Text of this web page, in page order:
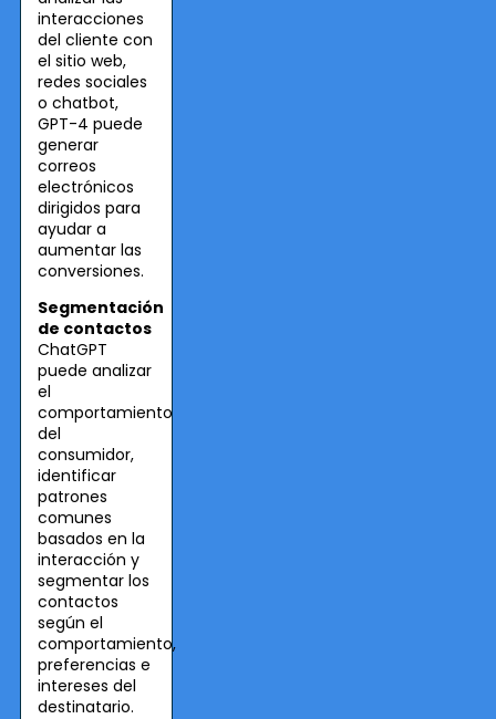
interacciones
del cliente con
el sitio web,
redes sociales
o chatbot,
GPT-4 puede
generar
correos
electrónicos
dirigidos para
ayudar a
aumentar las
conversiones.
Segmentación
de contactos
ChatGPT
puede analizar
el
comportamiento
del
consumidor,
identificar
patrones
comunes
basados en la
interacción y
segmentar los
contactos
según el
comportamiento,
preferencias e
intereses del
destinatario.